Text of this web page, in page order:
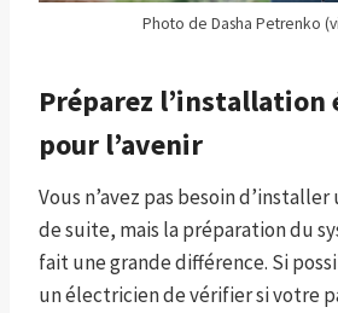
Photo de Dasha Petrenko
Préparez l’installation
pour l’avenir
Vous n’avez pas besoin
de suite, mais la préparation du
fait une grande différence. Si
un électricien de vérifier si votre